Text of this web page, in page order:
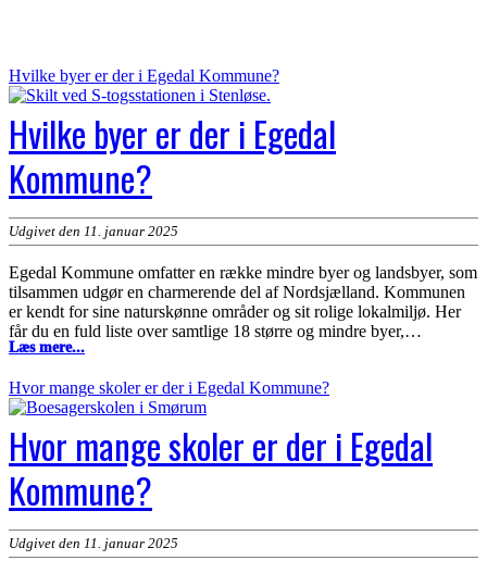
Egedal
komme
i
gang
med
klimaarbejdet
Hvilke byer er der i Egedal Kommune?
Hvilke byer er der i Egedal
Kommune?
Udgivet den 11. januar 2025
Egedal Kommune omfatter en række mindre byer og landsbyer, som
tilsammen udgør en charmerende del af Nordsjælland. Kommunen
er kendt for sine naturskønne områder og sit rolige lokalmiljø. Her
får du en fuld liste over samtlige 18 større og mindre byer,…
Læs mere...
er
der
i
Kommune?
Hvor mange skoler er der i Egedal Kommune?
Hvor mange skoler er der i Egedal
Kommune?
Udgivet den 11. januar 2025